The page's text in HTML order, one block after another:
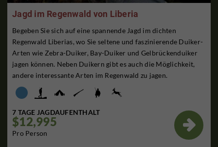
Jagd im Regenwald von Liberia
Begeben Sie sich auf eine spannende Jagd im dichten
Regenwald Liberias, wo Sie seltene und faszinierende Duiker-
Arten wie Zebra-Duiker, Bay-Duiker und Gelbrückenduiker
jagen können. Neben Duikern gibt es auch die Möglichkeit,
andere interessante Arten im Regenwald zu jagen.
7 TAGE JAGDAUFENTHALT
$12,995
Pro Person
